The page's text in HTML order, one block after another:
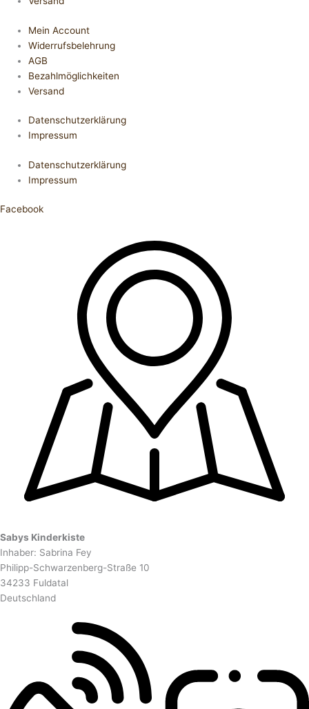
Mein Account
Widerrufsbelehrung
AGB
Bezahlmöglichkeiten
Versand
Datenschutzerklärung
Impressum
Datenschutzerklärung
Impressum
Facebook
Sabys Kinderkiste
Inhaber: Sabrina Fey
Philipp-Schwarzenberg-Straße 10
34233 Fuldatal
Deutschland